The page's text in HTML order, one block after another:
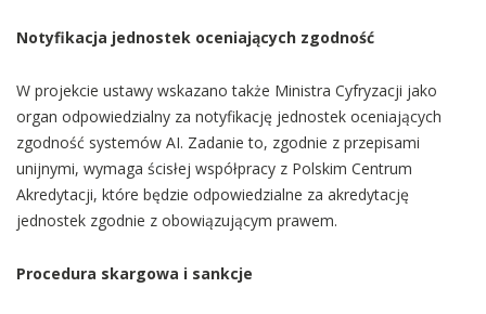
Notyfikacja jednostek oceniających zgodność
W projekcie ustawy wskazano także Ministra Cyfryzacji jako
organ odpowiedzialny za notyfikację jednostek oceniających
zgodność systemów AI. Zadanie to, zgodnie z przepisami
unijnymi, wymaga ścisłej współpracy z Polskim Centrum
Akredytacji, które będzie odpowiedzialne za akredytację
jednostek zgodnie z obowiązującym prawem.
Procedura skargowa i sankcje